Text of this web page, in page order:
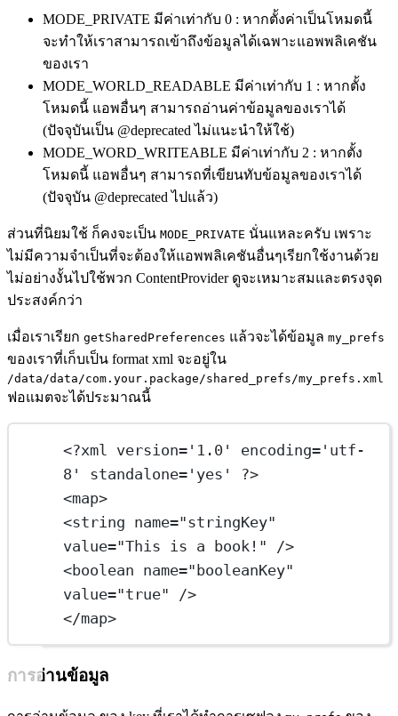
MODE_PRIVATE มีค่าเท่ากับ 0 : หากตั้งค่าเป็นโหมดนี้
จะทำให้เราสามารถเข้าถึงข้อมูลได้เฉพาะแอพพลิเคชัน
ของเรา
MODE_WORLD_READABLE มีค่าเท่ากับ 1 : หากตั้ง
โหมดนี้ แอพอื่นๆ สามารถอ่านค่าข้อมูลของเราได้
(ปัจจุบันเป็น @deprecated ไม่แนะนำให้ใช้)
MODE_WORD_WRITEABLE มีค่าเท่ากับ 2 : หากตั้ง
โหมดนี้ แอพอื่นๆ สามารถที่เขียนทับข้อมูลของเราได้
(ปัจจุบัน @deprecated ไปแล้ว)
ส่วนที่นิยมใช้ ก็คงจะเป็น MODE_PRIVATE นั่นแหละครับ เพราะ
ไม่มีความจำเป็นที่จะต้องให้แอพพลิเคชันอื่นๆเรียกใช้งานด้วย
ไม่อย่างงั้นไปใช้พวก ContentProvider ดูจะเหมาะสมและตรงจุด
ประสงค์กว่า
เมื่อเราเรียก getSharedPreferences แล้วจะได้ข้อมูล my_prefs
ของเราที่เก็บเป็น format xml จะอยู่ใน
/data/data/com.your.package/shared_prefs/my_prefs.xml
ฟอแมตจะได้ประมาณนี้
<?xml version= '1.0' encoding= 'utf-
8'
standalone= 'yes'
?>
<map>
<string name="stringKey"
value="This is a book!"
/>
<boolean name="booleanKey"
value="true"
/>
</map>
การอ่านข้อมูล